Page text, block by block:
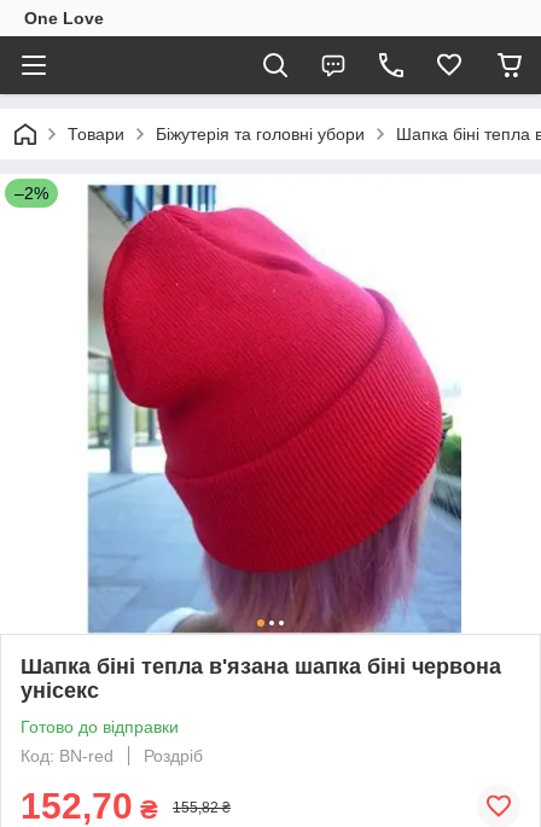
One Love
Товари Біжутерія та головні убори Шапка біні тепла
–2%
Шапка біні тепла в'язана шапка біні червона
унісекс
Готово до відправки
Код: BN-red
Роздріб
152,70 ₴ 155,82 ₴